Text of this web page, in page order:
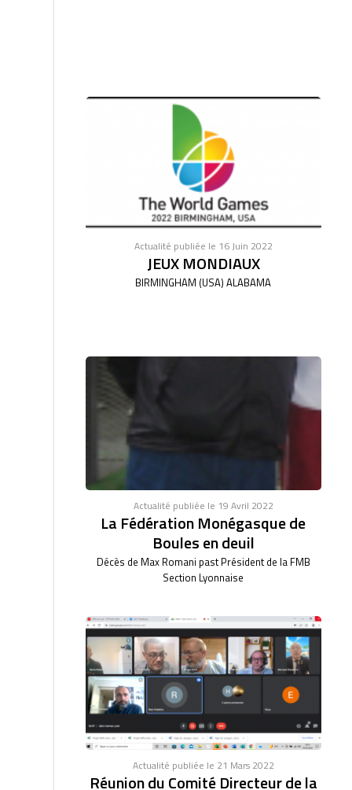
Actualité publiée le 16 Juin 2022
JEUX MONDIAUX
BIRMINGHAM (USA) ALABAMA
Actualité publiée le 19 Avril 2022
La Fédération Monégasque de
Boules en deuil
Décès de Max Romani past Président de la FMB
Section Lyonnaise
Actualité publiée le 21 Mars 2022
Réunion du Comité Directeur de la